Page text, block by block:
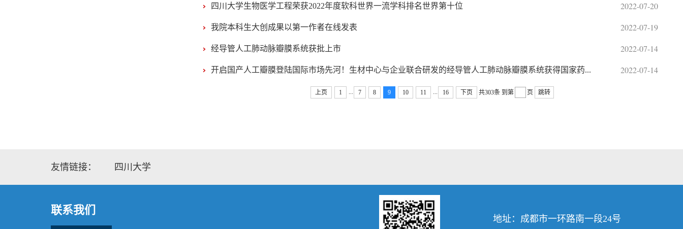
2022-07-20
四川大学生物医学工程荣获2022年度软科世界一流学科排名世界第十位
2022-07-19
我院本科生大创成果以第一作者在线发表
2022-07-14
经导管人工肺动脉瓣膜系统获批上市
2022-07-14
开启国产人工瓣膜登陆国际市场先河！生材中心与企业联合研发的经导管人工肺动脉瓣膜系统获得国家药...
上页 1 7 8 9 10 11 16 下页 共303条 到第 页 跳转
友情链接： 四川大学
联系我们
地址：成都市一环路南一段24号